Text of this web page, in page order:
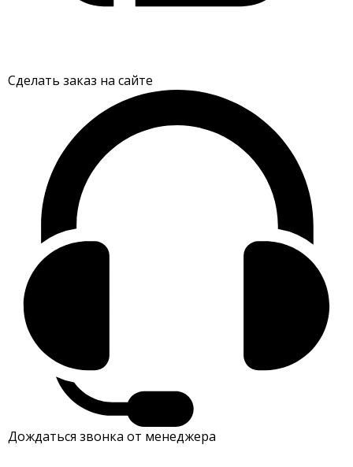
Сделать заказ на сайте
Дождаться звонка от менеджера